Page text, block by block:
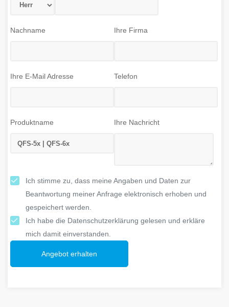
Nachname Ihre Firma
Ihre E-Mail Adresse Telefon
Produktname Ihre Nachricht
Ich stimme zu, dass meine Angaben und Daten zur
Beantwortung meiner Anfrage elektronisch erhoben und
gespeichert werden.
Ich habe die Datenschutzerklärung gelesen und erkläre
mich damit einverstanden.
Angebot erhalten